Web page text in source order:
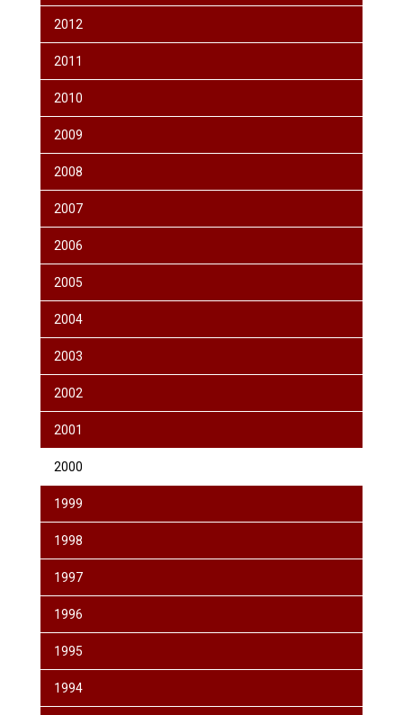
2012
2011
2010
2009
2008
2007
2006
2005
2004
2003
2002
2001
2000
1999
1998
1997
1996
1995
1994